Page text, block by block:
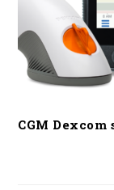
CGM